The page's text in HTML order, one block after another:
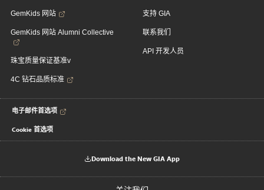
GemKids 网站
GemKids 网站 Alumni Collective
珠宝质量保证基准v
4C 钻石品质标准
支持 GIA
联系我们
API 开发人员
电子邮件首选项
Cookie 首选项
Download the New GIA App